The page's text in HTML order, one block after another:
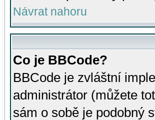
Návrat nahoru
Co je BBCode?
BBCode je zvláštní
administrátor (můžete
sám o sobě je podobný